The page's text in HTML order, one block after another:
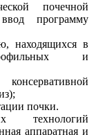
почечной
программу
находящихся в
и
почки.
технологий
аппаратная и